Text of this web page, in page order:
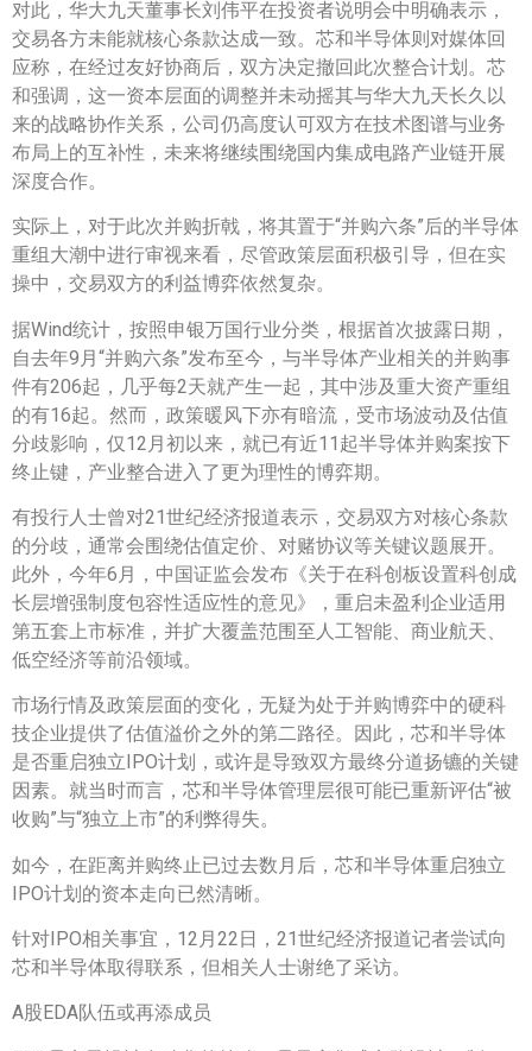
对此，华大九天董事长刘伟平在投资者说明会中明确表示，
交易各方未能就核心条款达成一致。芯和半导体则对媒体回
应称，在经过友好协商后，双方决定撤回此次整合计划。芯
和强调，这一资本层面的调整并未动摇其与华大九天长久以
来的战略协作关系，公司仍高度认可双方在技术图谱与业务
布局上的互补性，未来将继续围绕国内集成电路产业链开展
深度合作。
实际上，对于此次并购折戟，将其置于“并购六条”后的半导体
重组大潮中进行审视来看，尽管政策层面积极引导，但在实
操中，交易双方的利益博弈依然复杂。
据Wind统计，按照申银万国行业分类，根据首次披露日期，
自去年9月“并购六条”发布至今，与半导体产业相关的并购事
件有206起，几乎每2天就产生一起，其中涉及重大资产重组
的有16起。然而，政策暖风下亦有暗流，受市场波动及估值
分歧影响，仅12月初以来，就已有近11起半导体并购案按下
终止键，产业整合进入了更为理性的博弈期。
有投行人士曾对21世纪经济报道表示，交易双方对核心条款
的分歧，通常会围绕估值定价、对赌协议等关键议题展开。​
此外，今年6月，中国证监会发布《关于在科创板设置科创成
长层增强制度包容性适应性的意见》，重启未盈利企业适用
第五套上市标准，并扩大覆盖范围至人工智能、商业航天、
低空经济等前沿领域。
市场行情及政策层面的变化，无疑为处于并购博弈中的硬科
技企业提供了估值溢价之外的第二路径。因此，芯和半导体
是否重启独立IPO计划，或许是导致双方最终分道扬镳的关键
因素。就当时而言，芯和半导体管理层很可能已重新评估“被
收购”与“独立上市”的利弊得失。
如今，在距离并购终止已过去数月后，芯和半导体重启独立
IPO计划的资本走向已然清晰。
针对IPO相关事宜，12月22日，21世纪经济报道记者尝试向
芯和半导体取得联系，但相关人士谢绝了采访。
A股EDA队伍或再添成员